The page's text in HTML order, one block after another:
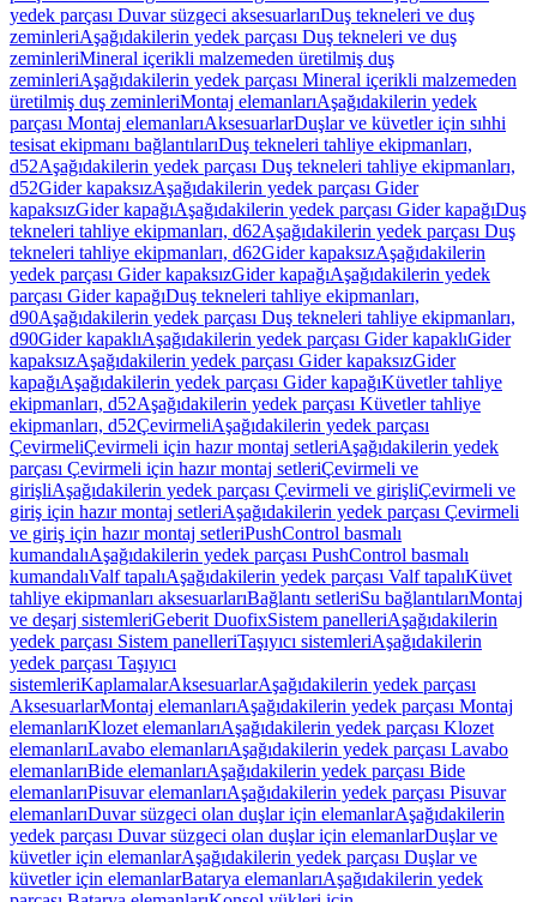
yedek parçası Duvar süzgeci aksesuarlarıDuş tekneleri ve duş
zeminleriAşağıdakilerin yedek parçası Duş tekneleri ve duş
zeminleriMineral içerikli malzemeden üretilmiş duş
zeminleriAşağıdakilerin yedek parçası Mineral içerikli malzemeden
üretilmiş duş zeminleriMontaj elemanlarıAşağıdakilerin yedek
parçası Montaj elemanlarıAksesuarlarDuşlar ve küvetler için sıhhi
tesisat ekipmanı bağlantılarıDuş tekneleri tahliye ekipmanları,
d52Aşağıdakilerin yedek parçası Duş tekneleri tahliye ekipmanları,
d52Gider kapaksızAşağıdakilerin yedek parçası Gider
kapaksızGider kapağıAşağıdakilerin yedek parçası Gider kapağıDuş
tekneleri tahliye ekipmanları, d62Aşağıdakilerin yedek parçası Duş
tekneleri tahliye ekipmanları, d62Gider kapaksızAşağıdakilerin
yedek parçası Gider kapaksızGider kapağıAşağıdakilerin yedek
parçası Gider kapağıDuş tekneleri tahliye ekipmanları,
d90Aşağıdakilerin yedek parçası Duş tekneleri tahliye ekipmanları,
d90Gider kapaklıAşağıdakilerin yedek parçası Gider kapaklıGider
kapaksızAşağıdakilerin yedek parçası Gider kapaksızGider
kapağıAşağıdakilerin yedek parçası Gider kapağıKüvetler tahliye
ekipmanları, d52Aşağıdakilerin yedek parçası Küvetler tahliye
ekipmanları, d52ÇevirmeliAşağıdakilerin yedek parçası
ÇevirmeliÇevirmeli için hazır montaj setleriAşağıdakilerin yedek
parçası Çevirmeli için hazır montaj setleriÇevirmeli ve
girişliAşağıdakilerin yedek parçası Çevirmeli ve girişliÇevirmeli ve
giriş için hazır montaj setleriAşağıdakilerin yedek parçası Çevirmeli
ve giriş için hazır montaj setleriPushControl basmalı
kumandalıAşağıdakilerin yedek parçası PushControl basmalı
kumandalıValf tapalıAşağıdakilerin yedek parçası Valf tapalıKüvet
tahliye ekipmanları aksesuarlarıBağlantı setleriSu bağlantılarıMontaj
ve deşarj sistemleriGeberit DuofixSistem panelleriAşağıdakilerin
yedek parçası Sistem panelleriTaşıyıcı sistemleriAşağıdakilerin
yedek parçası Taşıyıcı
sistemleriKaplamalarAksesuarlarAşağıdakilerin yedek parçası
AksesuarlarMontaj elemanlarıAşağıdakilerin yedek parçası Montaj
elemanlarıKlozet elemanlarıAşağıdakilerin yedek parçası Klozet
elemanlarıLavabo elemanlarıAşağıdakilerin yedek parçası Lavabo
elemanlarıBide elemanlarıAşağıdakilerin yedek parçası Bide
elemanlarıPisuvar elemanlarıAşağıdakilerin yedek parçası Pisuvar
elemanlarıDuvar süzgeci olan duşlar için elemanlarAşağıdakilerin
yedek parçası Duvar süzgeci olan duşlar için elemanlarDuşlar ve
küvetler için elemanlarAşağıdakilerin yedek parçası Duşlar ve
küvetler için elemanlarBatarya elemanlarıAşağıdakilerin yedek